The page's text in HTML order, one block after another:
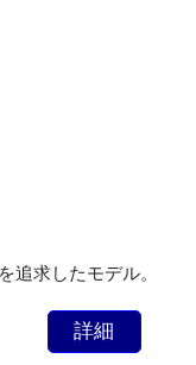
追求したモデル。
詳細